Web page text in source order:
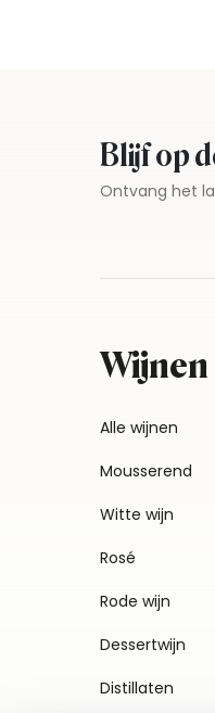
Blijf op
Ontvang het
Wijnen
Alle wijnen
Mousserend
Witte wijn
Rosé
Rode wijn
Dessertwijn
Distillaten